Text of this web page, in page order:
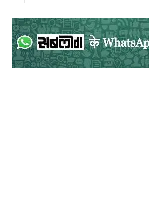
बिलकुल नहीं है कि मायावती की
दृष्टि और मूल्य बिलकुल सही हैं।
राजनीति के जिस रास्ते पर हैं
जाने में मायावती की राजनीतिक